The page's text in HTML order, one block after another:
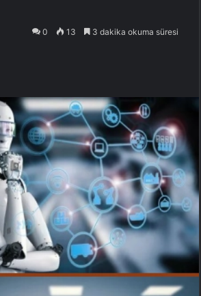
0 13 3 dakika okuma süresi